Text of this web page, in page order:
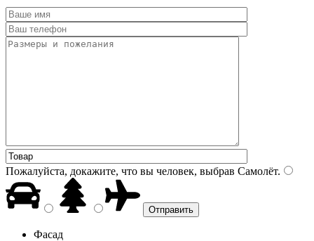
Пожалуйста, докажите, что вы человек, выбрав Самолёт.
Фасад